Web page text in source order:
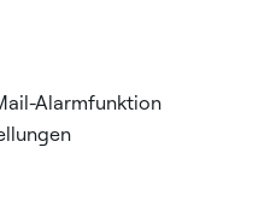
Alarmfunktion